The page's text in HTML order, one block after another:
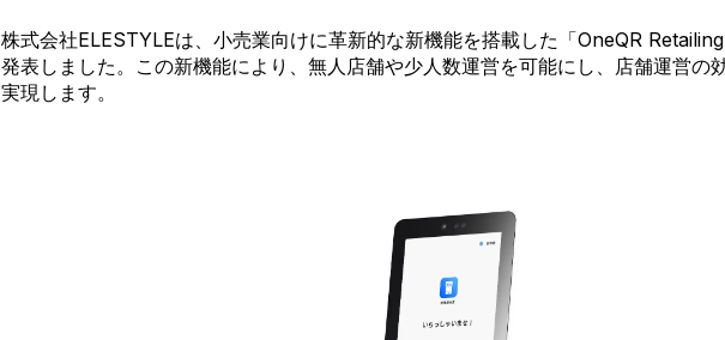
株式会社ELESTYLEは、小売業向けに革新的な新機能を搭載した「OneQR
発表しました。この新機能により、無人店舗や少人数運営を可能にし、店舗運営の
実現します。